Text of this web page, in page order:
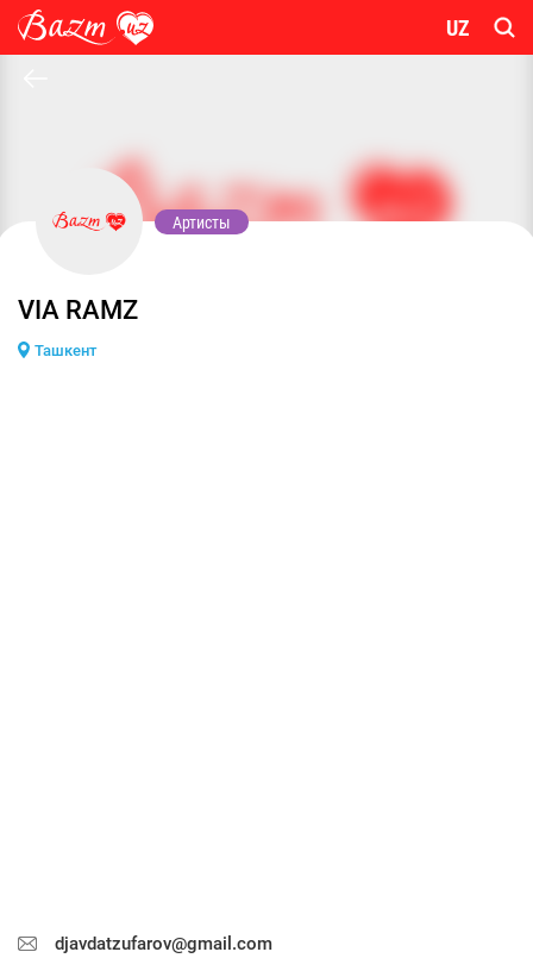
UZ
Артисты
VIA RAMZ
Ташкент
djavdatzufarov@gmail.com